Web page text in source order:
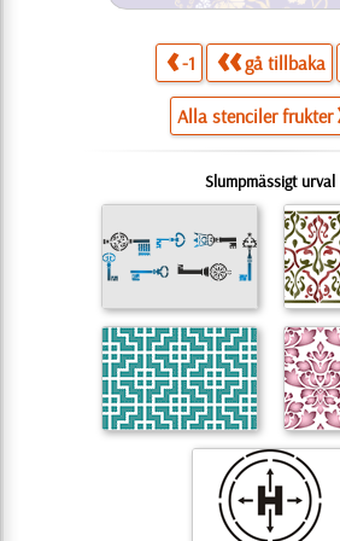
-1 gå tillbaka
Alla stenciler frukter
Slumpmässigt urval